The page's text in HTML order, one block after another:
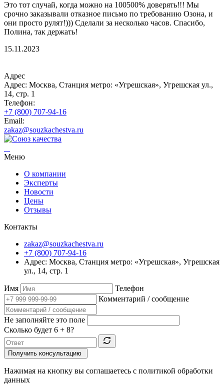
Это тот случай, когда можно на 100500% доверять!!! Мы
срочно заказывали отказное письмо по требованию Озона, и
они просто рулят!))) Сделали за несколько часов. Спасибо,
Полина, так держать!
15.11.2023
Адрес
Адрес: Москва, Станция метро: «Угрешская», Угрешская ул.,
14, стр. 1
Телефон:
+7 (800) 707-94-16
Email:
zakaz@souzkachestva.ru
Меню
О компании
Эксперты
Новости
Цены
Отзывы
Контакты
zakaz@souzkachestva.ru
+7 (800) 707-94-16
Адрес: Москва, Станция метро: «Угрешская», Угрешская
ул., 14, стр. 1
Имя
Телефон
Комментарий / сообщение
Не заполняйте это поле
Сколько будет 6 + 8?
Получить консультацию
Нажимая на кнопку вы соглашаетесь с политикой обработки
данных